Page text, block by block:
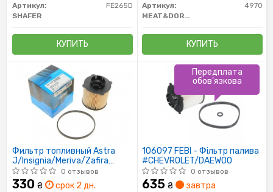
Артикул:
FE265D
SHAFER
КУПИТЬ
Артикул:
4970
MEAT&DORIA
КУПИТЬ
Фильтр топливный Astra
J/Insignia/Meriva/Zafira
1.3/1.6/2.0CDTi 10-
0 отзывов
330 ₴ срок 2 дн.
106097 FEBI - Фільтр палива
#CHEVROLET/DAEWOO
0 отзывов
635 ₴ завтра
Передплата
обов'язкова